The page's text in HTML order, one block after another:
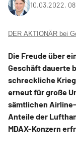
10.03.2022,
DER AKTIONÄR bei
Die Freude über
Geschäft dauerte
schreckliche
erneut für große
sämtlichen
Anteile der
MDAX-Konzern